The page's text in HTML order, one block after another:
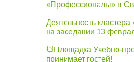
«Профессионалы» в
Деятельность
на заседании 13
💥Площадка Учебно-
принимает гостей!